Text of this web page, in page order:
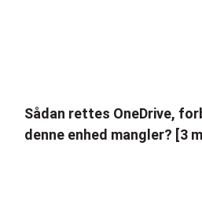
Sådan rettes OneDrive,
denne enhed mangler? [3